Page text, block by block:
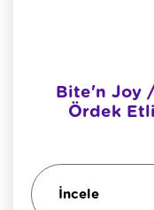
Bite'n Joy
Ördek
İncele